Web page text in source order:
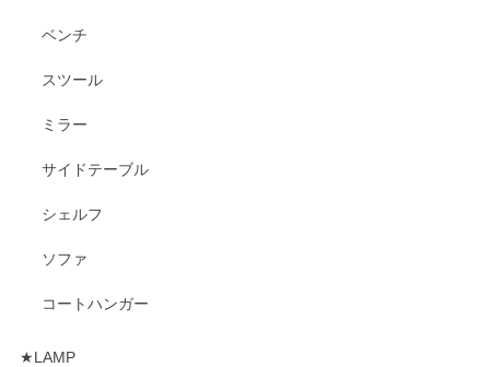
ベンチ
スツール
ミラー
サイドテーブル
シェルフ
ソファ
コートハンガー
★LAMP